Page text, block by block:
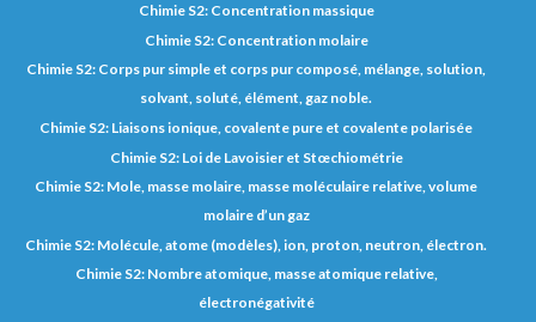
Chimie S2: Concentration massique
Chimie S2: Concentration molaire
Chimie S2: Corps pur simple et corps pur composé, mélange, solution,
solvant, soluté, élément, gaz noble.
Chimie S2: Liaisons ionique, covalente pure et covalente polarisée
Chimie S2: Loi de Lavoisier et Stœchiométrie
Chimie S2: Mole, masse molaire, masse moléculaire relative, volume
molaire d’un gaz
Chimie S2: Molécule, atome (modèles), ion, proton, neutron, électron.
Chimie S2: Nombre atomique, masse atomique relative,
électronégativité